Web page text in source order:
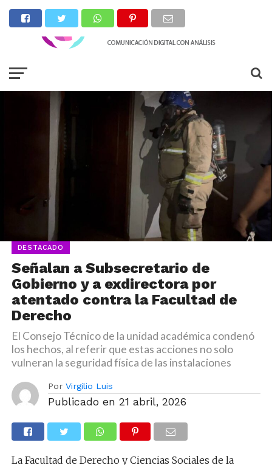
DESTACADO
Señalan a Subsecretario de
Gobierno y a exdirectora por
atentado contra la Facultad de
Derecho
El Consejo Técnico de la unidad académica condenó
los hechos, al referir que estas acciones no solo
vulneran la seguridad física de las instalaciones
Por Virgilio Luis
Publicado en 21 abril, 2026
La Facultad de Derecho y Ciencias Sociales de la